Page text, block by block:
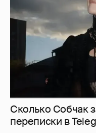
Сколько Собчак
перeписки в